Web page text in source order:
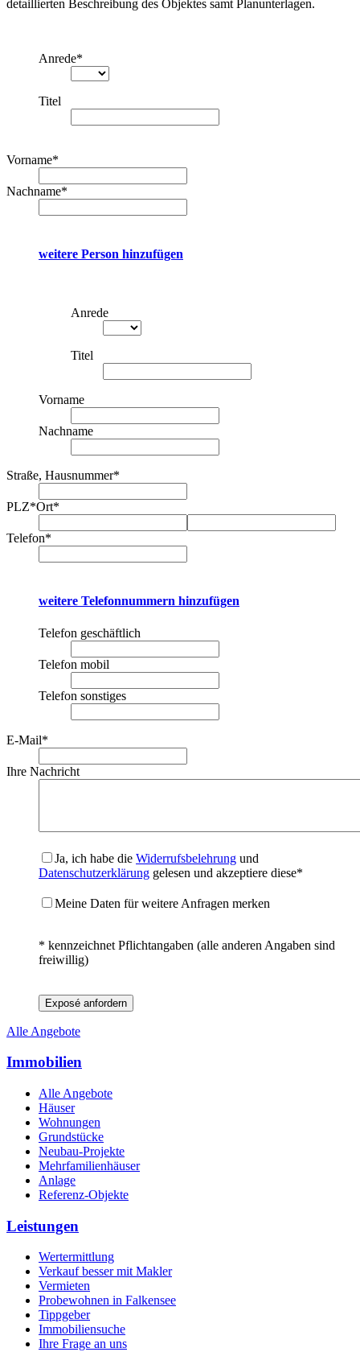
detaillierten Beschreibung des Objektes samt Planunterlagen.
Anrede*
Titel
Vorname*
Nachname*
weitere Person hinzufügen
Anrede
Titel
Vorname
Nachname
Straße, Hausnummer*
PLZ*Ort*
Telefon*
weitere Telefonnummern hinzufügen
Telefon geschäftlich
Telefon mobil
Telefon sonstiges
E-Mail*
Ihre Nachricht
Ja, ich habe die Widerrufsbelehrung und
Datenschutzerklärung gelesen und akzeptiere diese*
Meine Daten für weitere Anfragen merken
* kennzeichnet Pflichtangaben (alle anderen Angaben sind
freiwillig)
Exposé anfordern
Alle Angebote
Immobilien
Alle Angebote
Häuser
Wohnungen
Grundstücke
Neubau-Projekte
Mehrfamilienhäuser
Anlage
Referenz-Objekte
Leistungen
Wertermittlung
Verkauf besser mit Makler
Vermieten
Probewohnen in Falkensee
Tippgeber
Immobiliensuche
Ihre Frage an uns